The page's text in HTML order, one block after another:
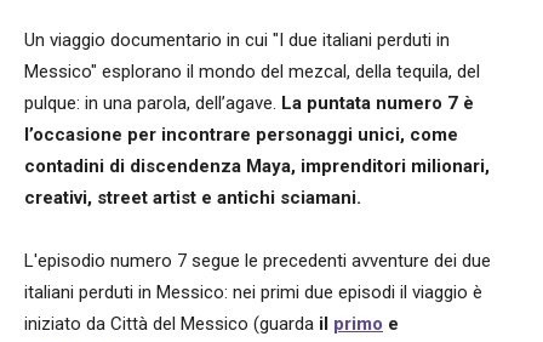
Un viaggio documentario in cui "I due italiani perduti in
Messico" esplorano il mondo del mezcal, della tequila, del
pulque: in una parola, dell’agave. La puntata numero 7 è
l’occasione per incontrare personaggi unici, come
contadini di discendenza Maya, imprenditori milionari,
creativi, street artist e antichi sciamani.
L'episodio numero 7 segue le precedenti avventure dei due
italiani perduti in Messico: nei primi due episodi il viaggio è
iniziato da Città del Messico (guarda il primo e